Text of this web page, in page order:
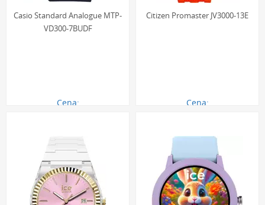
Casio Standard Analogue MTP-
VD300-7BUDF
Cena:
Citizen Promaster JV3000-13E
Cena: